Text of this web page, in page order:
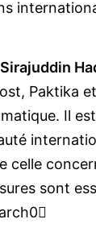
Paktika
Il
sont